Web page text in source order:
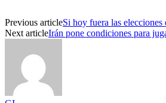
Previous articleSi hoy fuera las elecciones
Next articleIrán pone condiciones para